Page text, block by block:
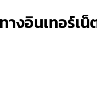
งอินเทอร์เ